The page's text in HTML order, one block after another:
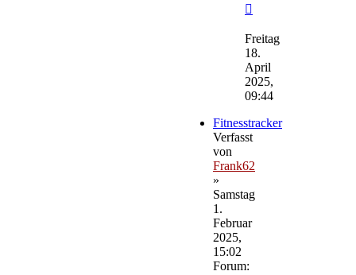
Beitrag
Freitag
18.
April
2025,
09:44
Fitnesstracker
Verfasst
von
Frank62
»
Samstag
1.
Februar
2025,
15:02
Forum: